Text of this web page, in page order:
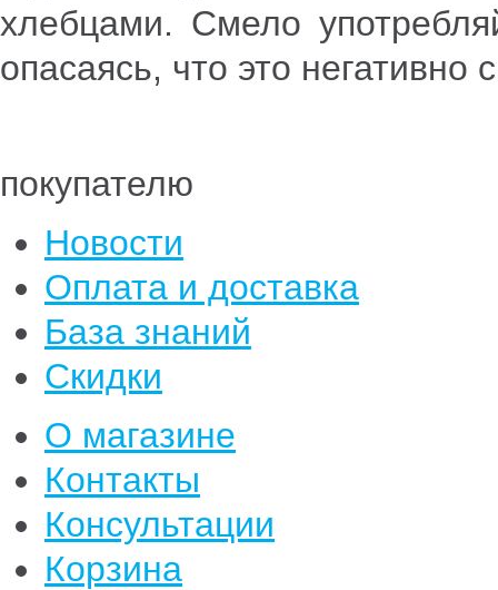
хлебцами. Смело
опасаясь, что это негативно
покупателю
Новости
Оплата и доставка
База знаний
Скидки
О магазине
Контакты
Консультации
Корзина